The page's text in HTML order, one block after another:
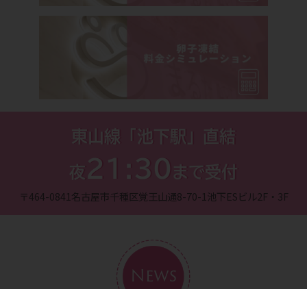
東山線「池下駅」直結
夜 21:30 まで受付
〒464-0841名古屋市千種区覚王山通8-70-1池下ESビル2F・3F
News